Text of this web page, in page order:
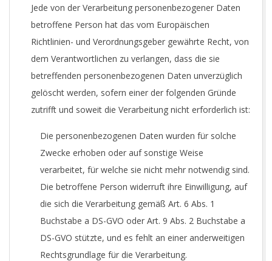
Jede von der Verarbeitung personenbezogener Daten
betroffene Person hat das vom Europäischen
Richtlinien- und Verordnungsgeber gewährte Recht, von
dem Verantwortlichen zu verlangen, dass die sie
betreffenden personenbezogenen Daten unverzüglich
gelöscht werden, sofern einer der folgenden Gründe
zutrifft und soweit die Verarbeitung nicht erforderlich ist:
Die personenbezogenen Daten wurden für solche
Zwecke erhoben oder auf sonstige Weise
verarbeitet, für welche sie nicht mehr notwendig sind.
Die betroffene Person widerruft ihre Einwilligung, auf
die sich die Verarbeitung gemäß Art. 6 Abs. 1
Buchstabe a DS-GVO oder Art. 9 Abs. 2 Buchstabe a
DS-GVO stützte, und es fehlt an einer anderweitigen
Rechtsgrundlage für die Verarbeitung.